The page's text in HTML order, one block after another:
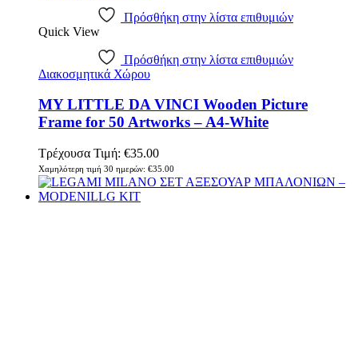
Πρόσθήκη στην λίστα επιθυμιών
Quick View
Πρόσθήκη στην λίστα επιθυμιών
Διακοσμητικά Χώρου
MY LITTLE DA VINCI Wooden Picture
Frame for 50 Artworks – A4-White
Τρέχουσα Τιμή: €35.00
Χαμηλότερη τιμή 30 ημερών: €35.00